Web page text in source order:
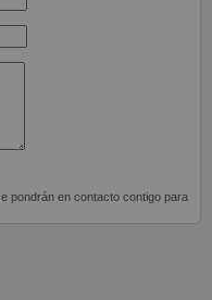
pondrán en contacto contigo para